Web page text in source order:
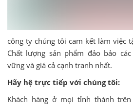
công ty chúng tôi cam kết làm việc
Chất lượng sản phẩm đảo bảo
vững và giá cả cạnh tranh nhất.
Hãy hệ trực tiếp với chúng tôi:
Khách hàng ở mọi tỉnh thành